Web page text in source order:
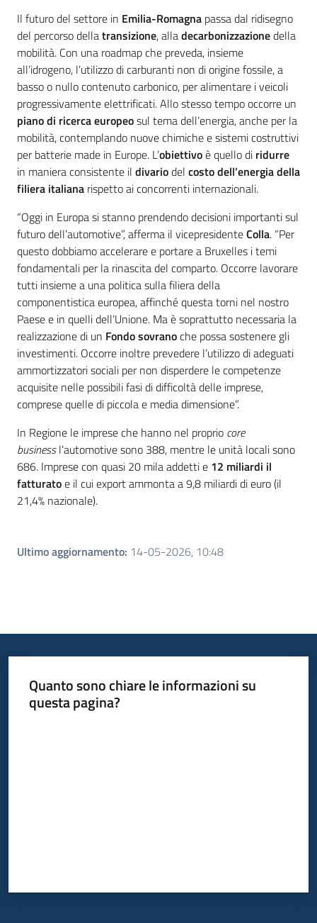
Il futuro del settore in Emilia-Romagna passa dal ridisegno
del percorso dellatransizione, alladecarbonizzazionedella
mobilità. Con una roadmap che preveda, insieme
all’idrogeno, l’utilizzo di carburanti non di origine fossile, a
basso o nullo contenuto carbonico, per alimentare i veicoli
progressivamente elettrificati. Allo stesso tempo occorre un
piano di ricerca europeosul tema dell’energia, anche per la
mobilità, contemplando nuove chimiche e sistemi costruttivi
per batterie made in Europe. L’obiettivoè quello di ridurre
in maniera consistente il divariodel costodell’energia della
filiera italiana rispetto ai concorrenti internazionali.
“Oggi in Europa si stanno prendendo decisioni importanti sul
futuro dell’automotive”, afferma il vicepresidenteColla. “Per
questo dobbiamo accelerare e portare a Bruxelles i temi
fondamentali per la rinascita del comparto. Occorre lavorare
tutti insieme a una politica sulla filiera della
componentistica europea, affinché questa torni nel nostro
Paese e in quelli dell’Unione. Ma è soprattutto necessaria la
realizzazione di un Fondo sovranoche possa sostenere gli
investimenti. Occorre inoltre prevedere l’utilizzo di adeguati
ammortizzatori sociali per non disperdere le competenze
acquisite nelle possibili fasi di difficoltà delle imprese,
comprese quelle di piccola e media dimensione”.
In Regione le imprese che hanno nel proprio core
businessl’automotive sono 388, mentre le unità locali sono
686. Imprese con quasi 20 mila addetti e 12 miliardi il
fatturatoe il cui export ammonta a 9,8 miliardi di euro (il
21,4% nazionale).
Ultimo aggiornamento: 14-05-2026, 10:48
Quanto sono chiare le informazioni su
questa pagina?